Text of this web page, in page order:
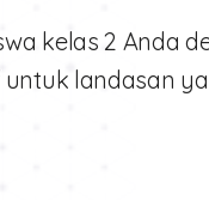
kelas 2 Anda
landasan